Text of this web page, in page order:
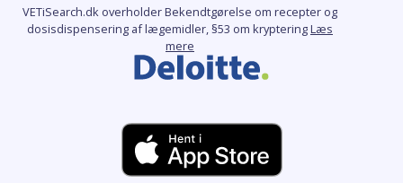
VETiSearch.dk overholder Bekendtgørelse om recepter og
dosisdispensering af lægemidler, §53 om krypteringLæs
mere